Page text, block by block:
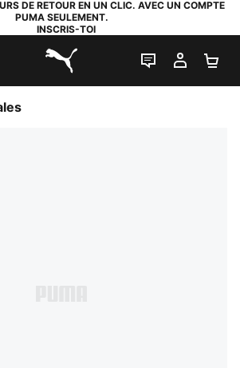
DE RETOUR EN UN CLIC. AVEC UN COMPTE
PUMA SEULEMENT.
INSCRIS-TOI
PUMA.com
LIVE CHAT
MON